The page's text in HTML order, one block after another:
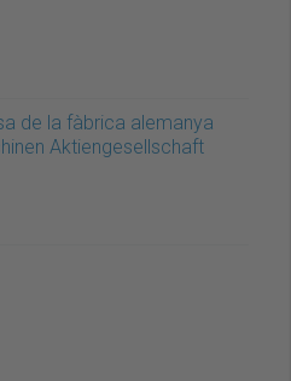
de la fàbrica alemanya
Aktiengesellschaft